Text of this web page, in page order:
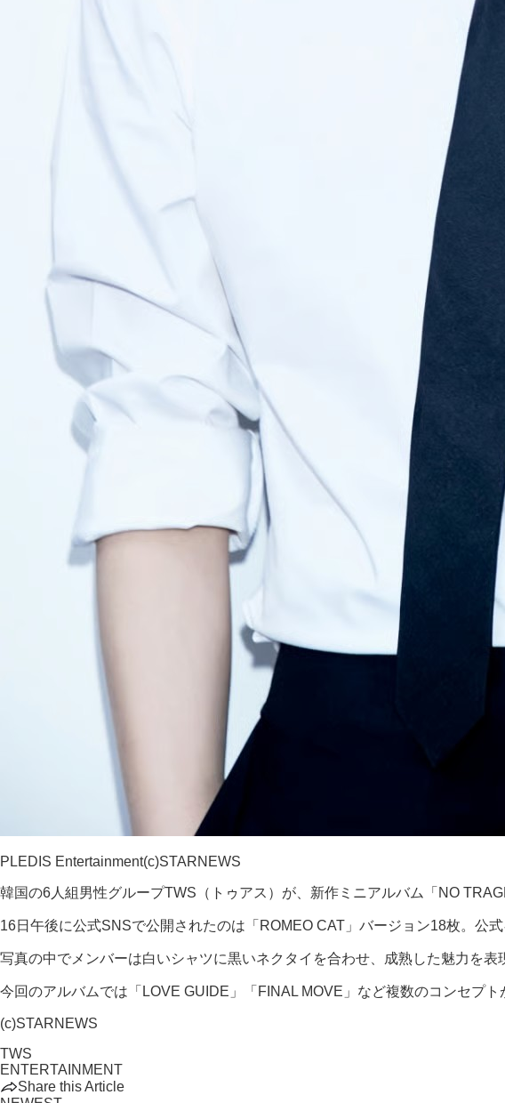
PLEDIS Entertainment(c)STARNEWS
韓国の6人組男性グループTWS（トゥアス）が、新作ミニアルバム「NO
16日午後に公式SNSで公開されたのは「ROMEO CAT」バージョン18枚。公
写真の中でメンバーは白いシャツに黒いネクタイを合わせ、成熟した魅力を
今回のアルバムでは「LOVE GUIDE」「FINAL MOVE」など複数のコンセプ
(c)STARNEWS
TWS
ENTERTAINMENT
Share this Article